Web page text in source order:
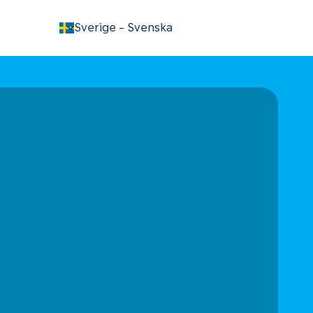
Sverige - Svenska
keyboard_arrow_down